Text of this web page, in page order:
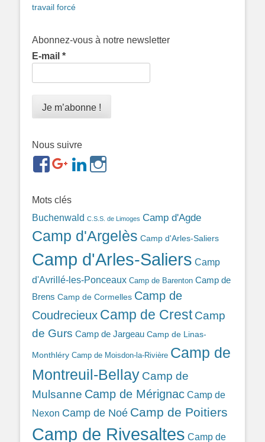
travail forcé
Abonnez-vous à notre newsletter
E-mail *
Nous suivre
https://www.facebook.com/groups/
ref=br_rs
https://plus.google.com/b/
https://www.linkedin.com/in/gigi-
bonin-
Mots clés
Buchenwald C.S.S. de Limoges Camp d'Agde
Camp d'Argelès Camp d'Arles-Saliers
Camp d'Arles-Saliers Camp
d'Avrillé-les-Ponceaux Camp de Barenton Camp de
Brens Camp de Cormelles Camp de
Coudrecieux Camp de Crest Camp
de Gurs Camp de Jargeau Camp de Linas-
Monthléry Camp de Moisdon-la-Rivière Camp de
Montreuil-Bellay Camp de
Mulsanne Camp de Mérignac Camp de
Nexon Camp de Noé Camp de Poitiers
Camp de Rivesaltes Camp de